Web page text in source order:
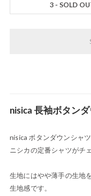
3 - SOLD
nisica 長袖ボタン
nisica ボタンダウンシャツ
ニシカの定番シャツがチ
生地にはやや薄手の生地
生地感です。